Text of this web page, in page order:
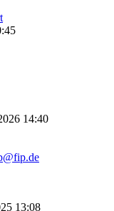
14:40
13:08